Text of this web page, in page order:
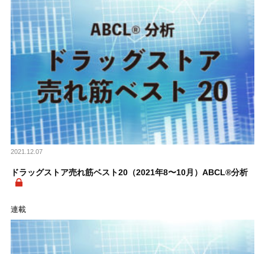
2021.12.07
ドラッグストア売れ筋ベスト20（2021年8〜10月）ABCL®分析
連載